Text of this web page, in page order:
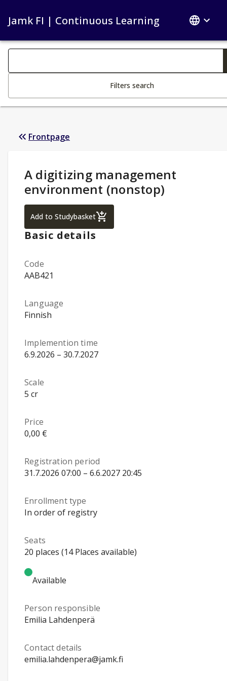
Jamk FI | Continuous Learning
Search filters
Filters search
Frontpage
Study Details:
A digitizing management
environment (nonstop)
Add to StudybasketA digitizing management environment
Basic details
Code
AAB421
Language
Finnish
Implemention time
6.9.2026 – 30.7.2027
Scale
5 cr
Price
0,00 €
Registration period
31.7.2026 07:00 – 6.6.2027 20:45
Enrollment type
In order of registry
Seats
20 places (14 Places available)
Available
Person responsible
Emilia Lahdenperä
Contact details
emilia.lahdenpera@jamk.fi